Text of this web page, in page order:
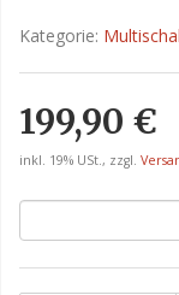
Kategorie:
199,90 €
inkl. 19% USt., zzgl.